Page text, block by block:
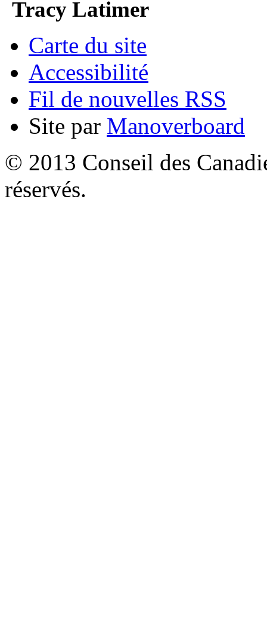
Tracy Latimer
Carte du site
Accessibilité
Fil de nouvelles RSS
Site par Manoverboard
© 2013 Conseil des
réservés.